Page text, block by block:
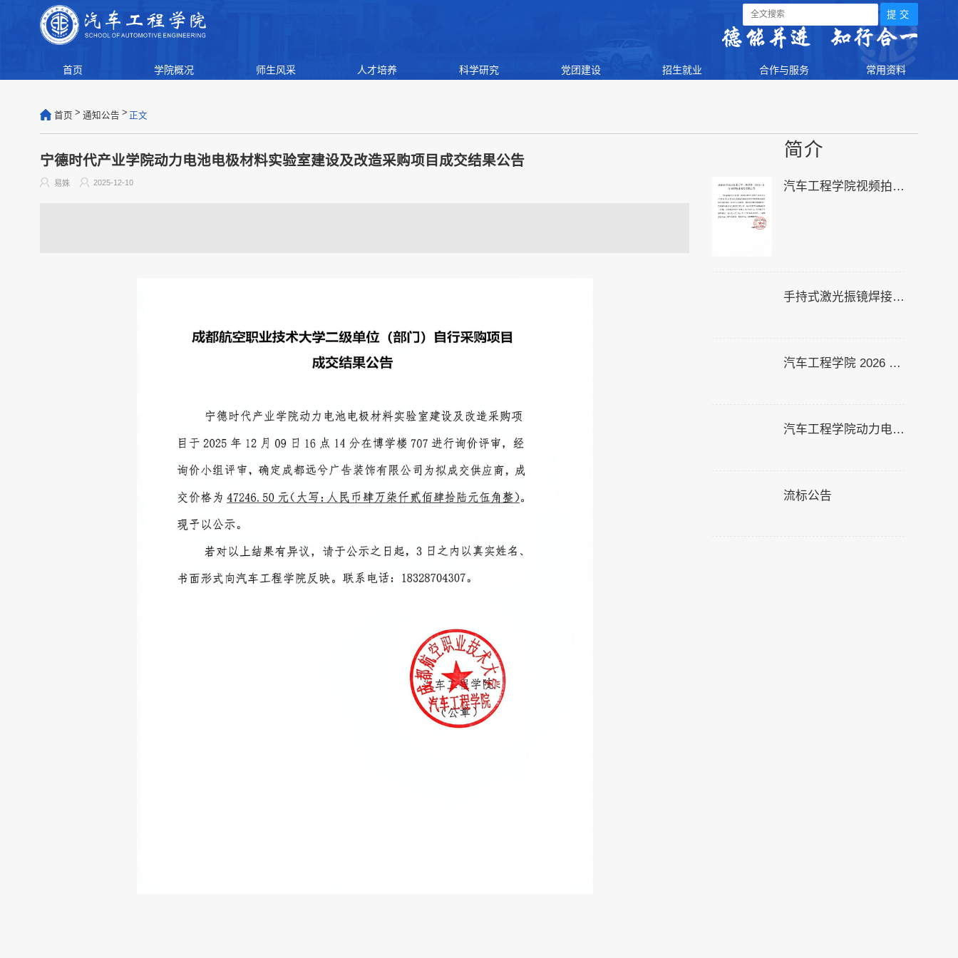
首页 学院概况 师生风采 人才培养 科学研究 党团建设 招生就业 合作与服务 常用资料
首页 > 通知公告 > 正文
宁德时代产业学院动力电池电极材料实验室建设及改造采购项目成交结果公告
易姝 2025-12-10
简介
汽车工程学院视频拍摄项目询价采购成交结果公告
手持式激光振镜焊接机和配胶机成交结果公示
汽车工程学院 2026 年上半年共青团入团积极分子公示
汽车工程学院动力电池智能制造中心改造项目询价采购成交结果公告
流标公告